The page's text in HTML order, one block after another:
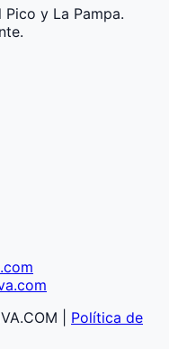
y La Pampa.
| Política de